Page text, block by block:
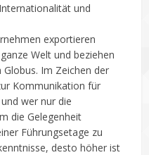
und
exportieren
Welt und beziehen
Im Zeichen der
Kommunikation für
wer nur die
die Gelegenheit
Führungsetage zu
desto höher ist